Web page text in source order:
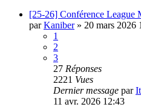
[25-26] Conférence League
parKaniber» 20 mars 2026
1
2
3
27 Réponses
2221 Vues
Dernier message par
11 avr. 2026 12:43